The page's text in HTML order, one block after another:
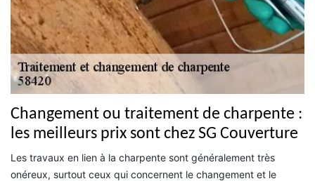
Changement ou traitement de charpente :
les meilleurs prix sont chez SG Couverture
Les travaux en lien à la charpente sont généralement très
onéreux, surtout ceux qui concernent le changement et le